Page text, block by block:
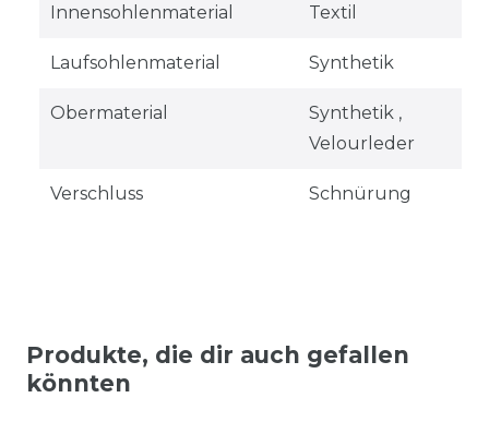
Innensohlenmaterial Textil
Laufsohlenmaterial Synthetik
Obermaterial
Synthetik ,
Velourleder
Verschluss Schnürung
Produkte, die dir auch gefallen
könnten